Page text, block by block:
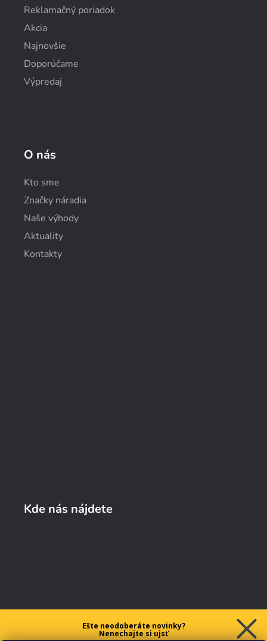
Reklamačný poriadok
Akcia
Najnovšie
Doporúčame
Výpredaj
O nás
Kto sme
Značky náradia
Naše výhody
Aktuality
Kontakty
Kde nás nájdete
Ešte neodoberáte novinky?
Nenechajte si ujsť